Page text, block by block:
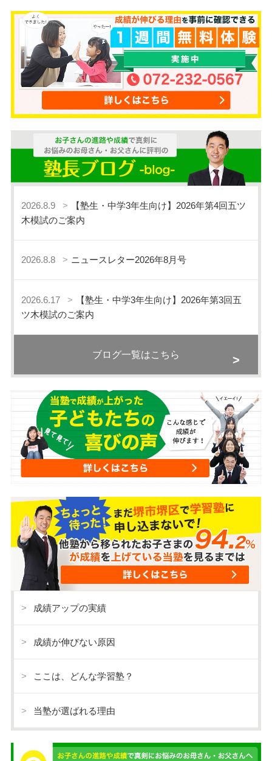
2026.8.9
【塾生・中学3年生向け】2026年第4回五ツ
木模試のご案内
2026.8.8 ニュースレター2026年8月号
2026.6.17
【塾生・中学3年生向け】2026年第3回五
ツ木模試のご案内
ブログ一覧はこちら
成績アップの実績
成績が伸びない原因
ここは、どんな学習塾？
当塾が選ばれる理由